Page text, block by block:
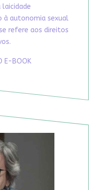
laicidade
à autonomia sexual
refere aos direitos
E-BOOK